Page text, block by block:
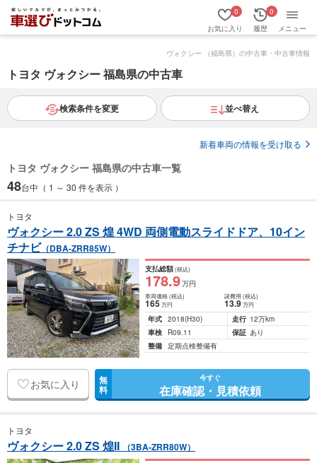
お気に入り
0
履歴
0
メニュー
ヴォクシー （福島県）の中古車・中古車情報
トヨタ ヴォクシー 福島県の中古車
検索条件を変更 並べ替え
新着車両の情報を受け取る
トヨタ ヴォクシー 福島県の中古車一覧
48台中（ 1 ～ 30 件を表示 ）
トヨタ
ヴォクシー 2.0 ZS 煌 4WD 両側電動スライドドア、10イン
チナビ（DBA-ZRR85W）
支払総額(税込)
178.9万円
車両価格(税込)
165万円
諸費用 (税込)
13.9 万円
年式 2018(H30) 走行 12万km
車検
R09.11 保証 あり
整備 定期点検整備有
お気に入り 無
料
今すぐ
在庫確認・見積依頼
トヨタ
ヴォクシー 2.0 ZS 煌II （3BA-ZRR80W）